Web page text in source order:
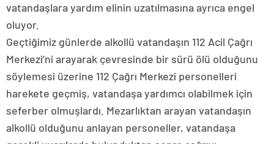
vatandaşlara yardım elinin uzatılmasına ayrıca engel
oluyor.
Geçtiğimiz günlerde alkollü vatandaşın 112 Acil Çağrı
Merkezi’ni arayarak çevresinde bir sürü ölü olduğunu
söylemesi üzerine 112 Çağrı Merkezi personelleri
harekete geçmiş, vatandaşa yardımcı olabilmek için
seferber olmuşlardı. Mezarlıktan arayan vatandaşın
alkollü olduğunu anlayan personeller, vatandaşa